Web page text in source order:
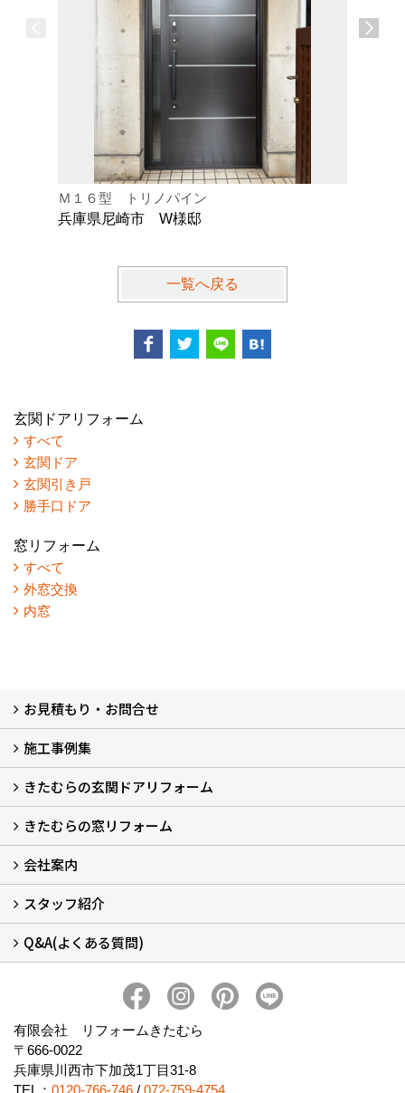
Ｍ１６型 トリノパイン
兵庫県尼崎市 W様邸
一覧へ戻る
玄関ドアリフォーム
すべて
玄関ドア
玄関引き戸
勝手口ドア
窓リフォーム
すべて
外窓交換
内窓
お見積もり・お問合せ
LINEで概算見積もり
チャットで質問
問い合わせフォームから
オンライン相談
電話で相談
無料現地調査をご希望の方
施工事例集
玄関ドアリフォーム
玄関引戸リフォーム
勝手口ドアリフォーム
窓リフォーム
きたむらの玄関ドアリフォーム
玄関ドアリフォームについて
リシェントについて (23)
・玄関ドアバリエーション (52)
・玄関引戸バリエーション (44)
・勝手口ドアバリエーション (11)
安心の自社施工
無料点検
保証について
価格について
概算見積について (2)
きたむらの窓リフォーム
窓リフォームについて (5)
・内窓設置-LIXILインプラス
・内窓設置-AGCまどまど
・窓交換
・エコガラス交換
・防犯・防災ガラス交換
会社案内
会社概要 (2)
ブログ
アクセス
施工エリア
施工までの流れ
SNSインフォメーション
チャット機能
オンライン打合わせ
補助金について (2)
スタッフ紹介
スタッフ紹介
Q&A(よくある質問)
有限会社 リフォームきたむら
〒666-0022
兵庫県川西市下加茂1丁目31-8
TEL： 0120-766-746 / 072-759-4754